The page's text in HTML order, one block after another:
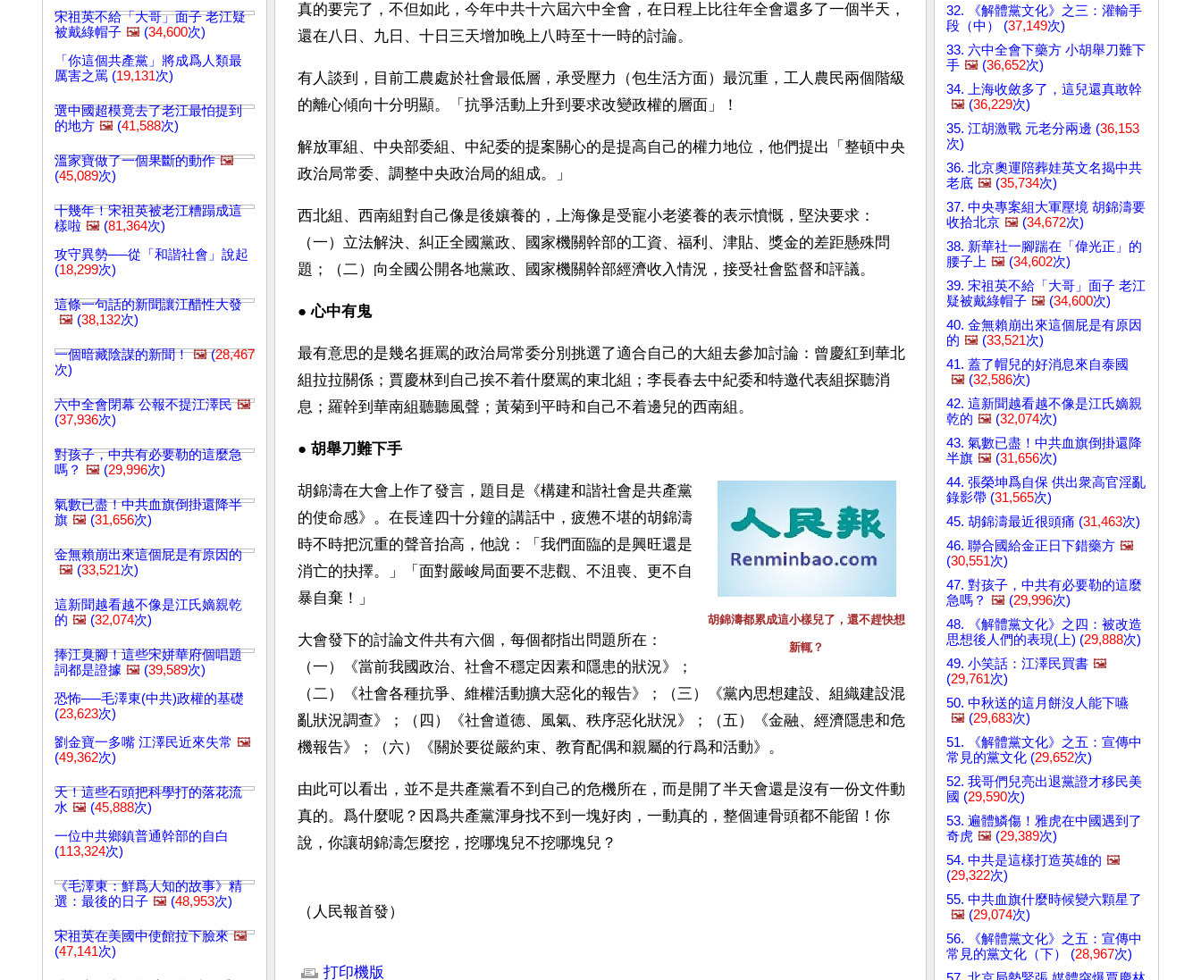
宋祖英不給「大哥」面子 老江疑
被戴綠帽子 🖼️ (34,600次)
「你這個共產黨」將成爲人類最
厲害之罵 (19,131次)
選中國超模竟去了老江最怕提到
的地方 🖼️ (41,588次)
溫家寶做了一個果斷的動作 🖼️
(45,089次)
十幾年！宋祖英被老江糟蹋成這
樣啦 🖼️ (81,364次)
攻守異勢──從「和諧社會」說起
(18,299次)
這條一句話的新聞讓江醋性大發
🖼️ (38,132次)
一個暗藏陰謀的新聞！ 🖼️(28,467
次)
六中全會閉幕 公報不提江澤民 🖼️
(37,936次)
對孩子，中共有必要勒的這麼急
嗎？ 🖼️ (29,996次)
氣數已盡！中共血旗倒掛還降半
旗 🖼️ (31,656次)
金無賴崩出來這個屁是有原因的
🖼️ (33,521次)
這新聞越看越不像是江氏嫡親乾
的 🖼️ (32,074次)
捧江臭腳！這些宋姘華府個唱題
詞都是證據 🖼️ (39,589次)
恐怖──毛澤東(中共)政權的基礎
(23,623次)
劉金寶一多嘴 江澤民近來失常 🖼️
(49,362次)
天！這些石頭把科學打的落花流
水 🖼️ (45,888次)
一位中共鄉鎮普通幹部的自白
(113,324次)
《毛澤東：鮮爲人知的故事》精
選：最後的日子 🖼️ (48,953次)
宋祖英在美國中使館拉下臉來 🖼️
(47,141次)
真的要完了，不但如此，今年中共十六屆六中全會，在日程上比往年全會還多了一個半天，
還在八日、九日、十日三天增加晚上八時至十一時的討論。
有人談到，目前工農處於社會最低層，承受壓力（包生活方面）最沉重，工人農民兩個階級
的離心傾向十分明顯。「抗爭活動上升到要求改變政權的層面」！
解放軍組、中央部委組、中紀委的提案關心的是提高自己的權力地位，他們提出「整頓中央
政治局常委、調整中央政治局的組成。」
西北組、西南組對自己像是後孃養的，上海像是受寵小老婆養的表示憤慨，堅決要求：
（一）立法解決、糾正全國黨政、國家機關幹部的工資、福利、津貼、獎金的差距懸殊問
題；（二）向全國公開各地黨政、國家機關幹部經濟收入情況，接受社會監督和評議。
● 心中有鬼
最有意思的是幾名捱罵的政治局常委分別挑選了適合自己的大組去參加討論：曾慶紅到華北
組拉拉關係；賈慶林到自己挨不着什麼罵的東北組；李長春去中紀委和特邀代表組探聽消
息；羅幹到華南組聽聽風聲；黃菊到平時和自己不着邊兒的西南組。
● 胡舉刀難下手
胡錦濤都累成這小樣兒了，還不趕快想
新輒？
胡錦濤在大會上作了發言，題目是《構建和諧社會是共產黨
的使命感》。在長達四十分鐘的講話中，疲憊不堪的胡錦濤
時不時把沉重的聲音抬高，他說：「我們面臨的是興旺還是
消亡的抉擇。」「面對嚴峻局面要不悲觀、不沮喪、更不自
暴自棄！」
大會發下的討論文件共有六個，每個都指出問題所在：
（一）《當前我國政治、社會不穩定因素和隱患的狀況》；
（二）《社會各種抗爭、維權活動擴大惡化的報告》；（三）《黨內思想建設、組織建設混
亂狀況調查》；（四）《社會道德、風氣、秩序惡化狀況》；（五）《金融、經濟隱患和危
機報告》；（六）《關於要從嚴約束、教育配偶和親屬的行爲和活動》。
由此可以看出，並不是共產黨看不到自己的危機所在，而是開了半天會還是沒有一份文件動
真的。爲什麼呢？因爲共產黨渾身找不到一塊好肉，一動真的，整個連骨頭都不能留！你
說，你讓胡錦濤怎麼挖，挖哪塊兒不挖哪塊兒？
（人民報首發）
打印機版
32. 《解體黨文化》之三：灌輸手
段（中） (37,149次)
33. 六中全會下藥方 小胡舉刀難下
手 🖼️ (36,652次)
34. 上海收斂多了，這兒還真敢幹
🖼️ (36,229次)
35. 江胡激戰 元老分兩邊 (36,153
次)
36. 北京奧運陪葬娃英文名揭中共
老底 🖼️ (35,734次)
37. 中央專案組大軍壓境 胡錦濤要
收拾北京 🖼️ (34,672次)
38. 新華社一腳踹在「偉光正」的
腰子上 🖼️ (34,602次)
39. 宋祖英不給「大哥」面子 老江
疑被戴綠帽子 🖼️ (34,600次)
40. 金無賴崩出來這個屁是有原因
的 🖼️ (33,521次)
41. 蓋了帽兒的好消息來自泰國
🖼️ (32,586次)
42. 這新聞越看越不像是江氏嫡親
乾的 🖼️ (32,074次)
43. 氣數已盡！中共血旗倒掛還降
半旗 🖼️ (31,656次)
44. 張榮坤爲自保 供出衆高官淫亂
錄影帶 (31,565次)
45. 胡錦濤最近很頭痛 (31,463次)
46. 聯合國給金正日下錯藥方 🖼️
(30,551次)
47. 對孩子，中共有必要勒的這麼
急嗎？ 🖼️ (29,996次)
48. 《解體黨文化》之四：被改造
思想後人們的表現(上) (29,888次)
49. 小笑話：江澤民買書 🖼️
(29,761次)
50. 中秋送的這月餅沒人能下嚥
🖼️ (29,683次)
51. 《解體黨文化》之五：宣傳中
常見的黨文化 (29,652次)
52. 我哥們兒亮出退黨證才移民美
國 (29,590次)
53. 遍體鱗傷！雅虎在中國遇到了
奇虎 🖼️ (29,389次)
54. 中共是這樣打造英雄的 🖼️
(29,322次)
55. 中共血旗什麼時候變六顆星了
🖼️ (29,074次)
56. 《解體黨文化》之五：宣傳中
常見的黨文化（下） (28,967次)